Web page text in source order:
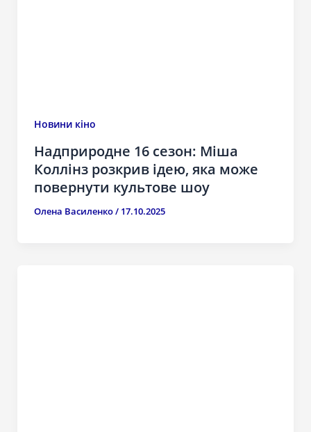
Новини кіно
Надприродне 16 сезон: Міша
Коллінз розкрив ідею, яка може
повернути культове шоу
Олена Василенко/ 17.10.2025